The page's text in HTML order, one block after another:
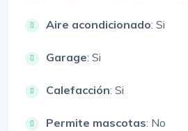
Aire acondicionado: Si
Garage: Si
Calefacción: Si
Permite mascotas: No